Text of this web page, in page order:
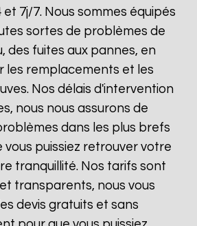
7j/7. Nous sommes équipés
sortes de problèmes de
des fuites aux pannes, en
les remplacements et les
Nos délais d'intervention
nous nous assurons de
dans les plus brefs
vous puissiez retrouver votre
tranquillité. Nos tarifs sont
transparents, nous vous
devis gratuits et sans